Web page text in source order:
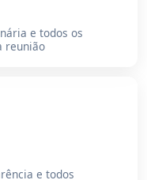
e todos os
reunião
e todos